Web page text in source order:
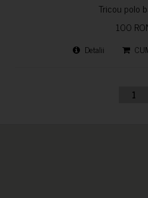
Tricou polo
100
Detalii
1